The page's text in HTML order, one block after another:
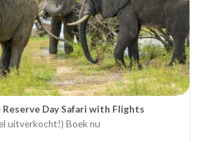
Reserve Day Safari with Flights
uitverkocht!) Boek nu